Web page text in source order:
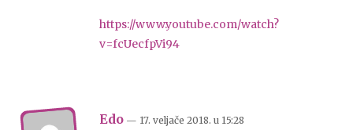
https://www.youtube.com/watch?
v=fcUecfpVi94
Edo — 17. veljače 2018. u 15:28